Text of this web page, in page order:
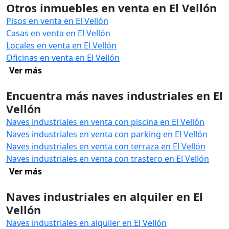
Otros inmuebles en venta en El Vellón
Pisos en venta en El Vellón
Casas en venta en El Vellón
Locales en venta en El Vellón
Oficinas en venta en El Vellón
Ver más
Encuentra más naves industriales en El
Vellón
Naves industriales en venta con piscina en El Vellón
Naves industriales en venta con parking en El Vellón
Naves industriales en venta con terraza en El Vellón
Naves industriales en venta con trastero en El Vellón
Ver más
Naves industriales en alquiler en El
Vellón
Naves industriales en alquiler en El Vellón